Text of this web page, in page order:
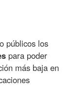
públicos los
para poder
más baja en